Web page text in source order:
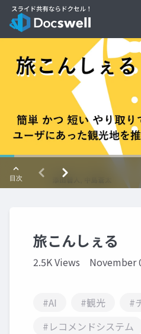
旅こんしぇる
2.5K Views November
#AI #観光
#
#レコメンドシステム